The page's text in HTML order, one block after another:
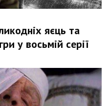
яєць та
у восьмій серії